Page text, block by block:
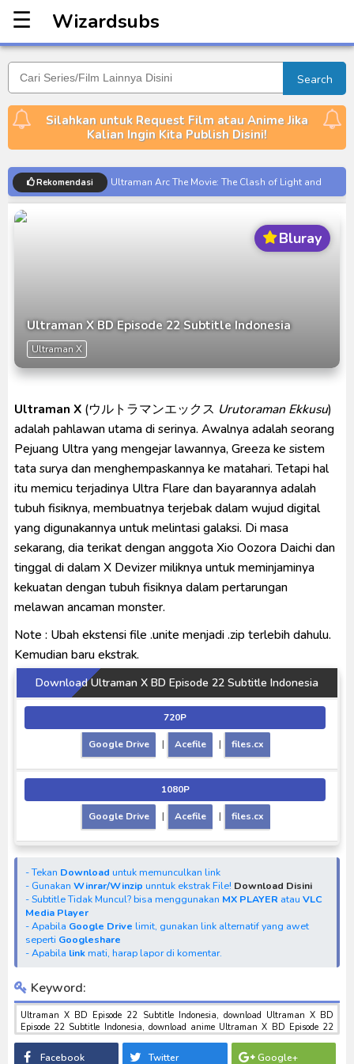
Wizardsubs
Wizardsubs
☰
Search
Silahkan untuk Request Film atau Anime Jika
Kalian Ingin Kita Publish Disini!
Rekomendasi
Ultraman Arc The Movie: The Clash of Light and
Evil BD Subtitle Indonesia
Captain America: Brave New World BD Subtitle
Indonesia
Kraven The Hunter Subtitle Indonesia
Spider-Noir Subtitle Indonesia
Bluray
Ultraman X BD Episode 22 Subtitle Indonesia
Ultraman X
Ultraman X (ウルトラマンエックス Urutoraman Ekkusu)
adalah pahlawan utama di serinya. Awalnya adalah seorang
Pejuang Ultra yang mengejar lawannya, Greeza ke sistem
tata surya dan menghempaskannya ke matahari. Tetapi hal
itu memicu terjadinya Ultra Flare dan bayarannya adalah
tubuh fisiknya, membuatnya terjebak dalam wujud digital
yang digunakannya untuk melintasi galaksi. Di masa
sekarang, dia terikat dengan anggota Xio Oozora Daichi dan
tinggal di dalam X Devizer miliknya untuk meminjaminya
kekuatan dengan tubuh fisiknya dalam pertarungan
melawan ancaman monster.
Note : Ubah ekstensi file .unite menjadi .zip terlebih dahulu.
Kemudian baru ekstrak.
Download Ultraman X BD Episode 22 Subtitle Indonesia
720P
Google Drive | Acefile | files.cx
1080P
Google Drive | Acefile | files.cx
- Tekan Download untuk memunculkan link
- Gunakan Winrar/Winzip unntuk ekstrak File! Download Disini
- Subtitle Tidak Muncul? bisa menggunakan MX PLAYER atau VLC
Media Player
- Apabila Google Drive limit, gunakan link alternatif yang awet
seperti Googleshare
- Apabila linkmati, harap lapor di komentar.
Keyword:
Ultraman X BD Episode 22 Subtitle Indonesia, download Ultraman X BD
Episode 22 Subtitle Indonesia, download anime Ultraman X BD Episode 22
download toku batch mp4 , mkv , 3gp sub indo , download tokusatsu sub indo ,
Facebook Twitter Google+